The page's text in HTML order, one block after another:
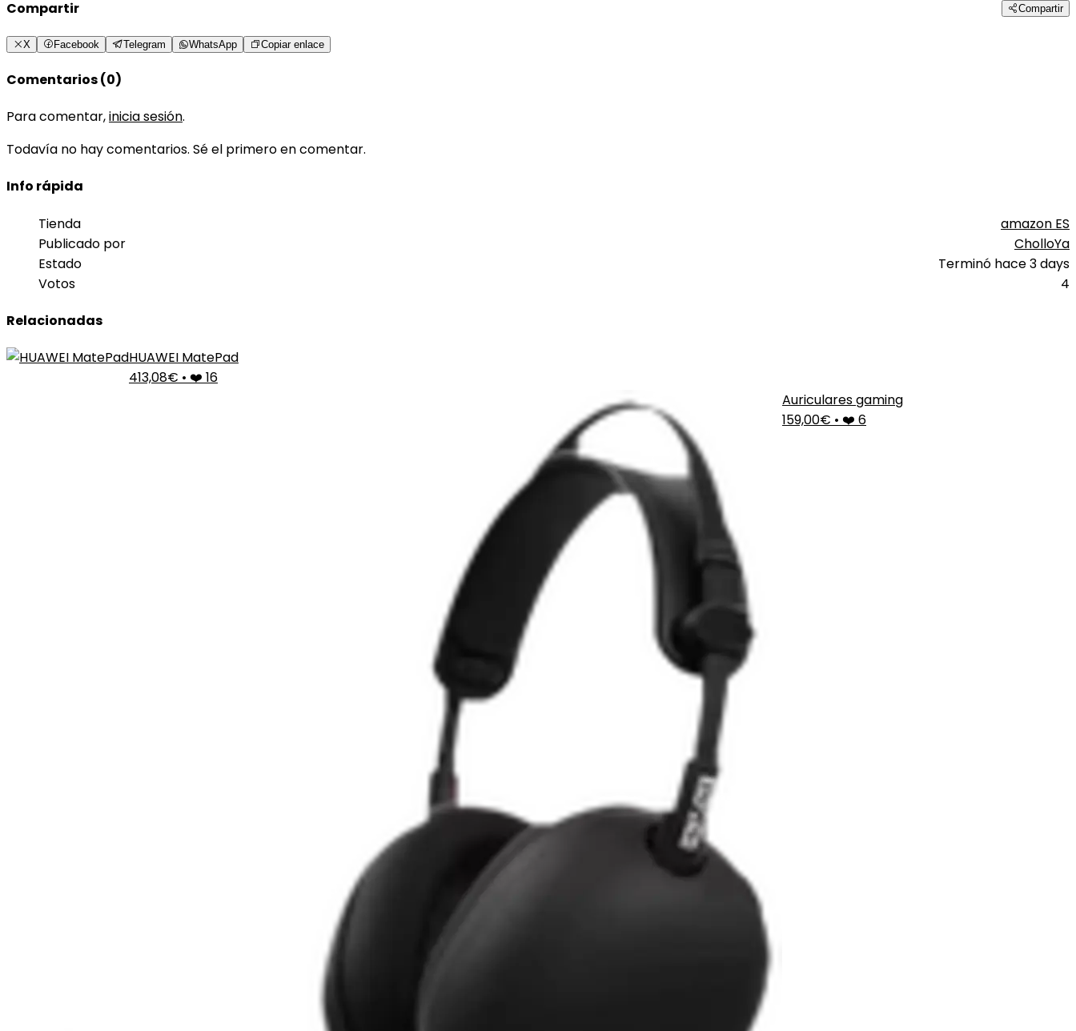
Compartir Compartir
X Facebook Telegram WhatsApp Copiar enlace
Comentarios (0)
Para comentar,inicia sesión.
Todavía no hay comentarios. Sé el primero en comentar.
Info rápida
Tienda
amazon ES
Publicado por
CholloYa
Estado
Terminó hace 3 days
Votos
4
Relacionadas
HUAWEI MatePad
413,08€ • ❤️ 16
Auriculares gaming
159,00€ • ❤️ 6